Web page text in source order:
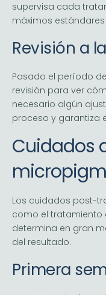
supervisa cada
máximos
Revisión a
Pasado el período
revisión para ver
necesario algún
proceso y garantiza
Cuidados
Los cuidados post-
como el tratamiento
determina en gran
del resultado.
Primera